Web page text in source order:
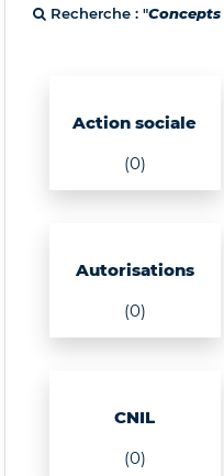
Recherche : "Concepts
Action sociale
(0)
Autorisations
(0)
CNIL
(0)